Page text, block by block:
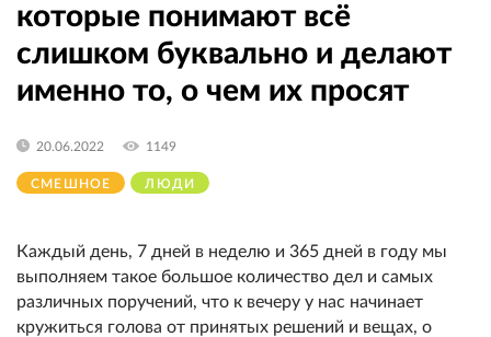
которые понимают всё
слишком буквально и делают
именно то, о чем их просят
СМЕШНОЕ ЛЮДИ
20.06.2022 1149
Каждый день, 7 дней в неделю и 365 дней в году мы
выполняем такое большое количество дел и самых
различных поручений, что к вечеру у нас начинает
кружиться голова от принятых решений и вещах, о